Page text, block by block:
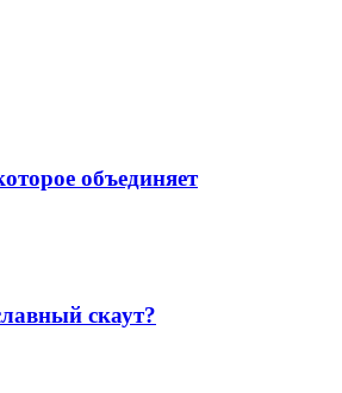
объединяет
скаут?